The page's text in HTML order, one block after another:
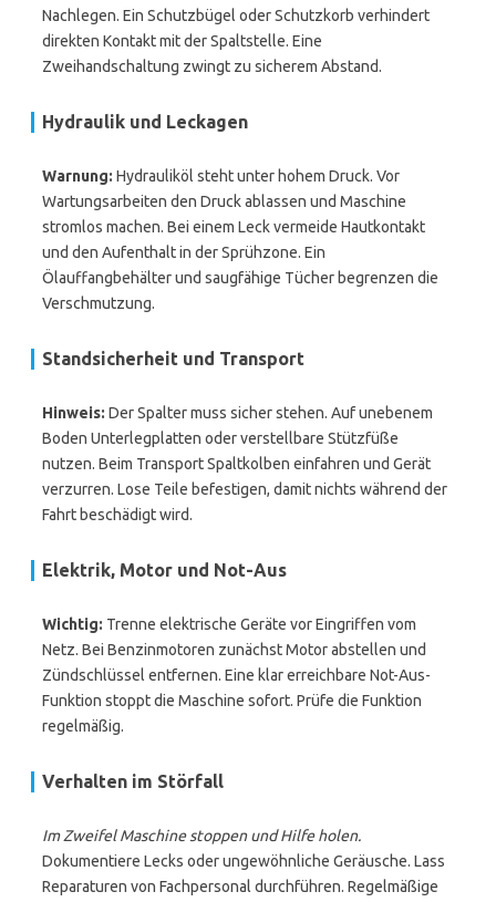
Nachlegen. Ein Schutzbügel oder Schutzkorb verhindert
direkten Kontakt mit der Spaltstelle. Eine
Zweihandschaltung zwingt zu sicherem Abstand.
Hydraulik und Leckagen
Warnung: Hydrauliköl steht unter hohem Druck. Vor
Wartungsarbeiten den Druck ablassen und Maschine
stromlos machen. Bei einem Leck vermeide Hautkontakt
und den Aufenthalt in der Sprühzone. Ein
Ölauffangbehälter und saugfähige Tücher begrenzen die
Verschmutzung.
Standsicherheit und Transport
Hinweis: Der Spalter muss sicher stehen. Auf unebenem
Boden Unterlegplatten oder verstellbare Stützfüße
nutzen. Beim Transport Spaltkolben einfahren und Gerät
verzurren. Lose Teile befestigen, damit nichts während der
Fahrt beschädigt wird.
Elektrik, Motor und Not-Aus
Wichtig: Trenne elektrische Geräte vor Eingriffen vom
Netz. Bei Benzinmotoren zunächst Motor abstellen und
Zündschlüssel entfernen. Eine klar erreichbare Not-Aus-
Funktion stoppt die Maschine sofort. Prüfe die Funktion
regelmäßig.
Verhalten im Störfall
Im Zweifel Maschine stoppen und Hilfe holen.
Dokumentiere Lecks oder ungewöhnliche Geräusche. Lass
Reparaturen von Fachpersonal durchführen. Regelmäßige